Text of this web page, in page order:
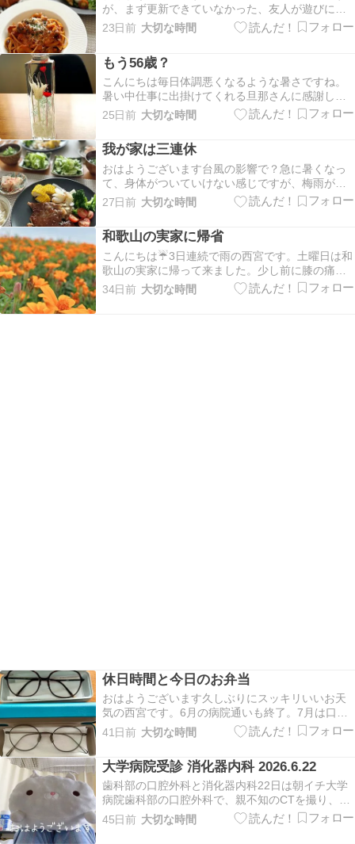
いましたが、誕…
が、まず更新できていなかった、友人が遊びに来
てくれた時のランチ会をまとめて更新します。乳
がん手術をして以来かな？会うの？1年ぶりくらい
もらって申し訳ないけど、私は移動する方が大変
なので助かる…
23日前 大切な時間
もう56歳？
こんにちは毎日体調悪くなるような暑さですね。
暑い中仕事に出掛けてくれる旦那さんに感謝しな
いと‼️と思いながら、涼しい部屋でぐーたら生活し
ています。我が家の身内、7月と1月にお誕生日が
っ子、横浜従姉妹、私、下の娘、息子ちゃん(上の
娘の…
25日前 大切な時間
我が家は三連休
おはようございます台風の影響で？急に暑くなっ
て、身体がついていけない感じですが、梅雨が明
けたので色んな物を洗って掃除してと家事に専念
して過ごしています。先週はお友達が来てくれ楽
ます。水曜日は打ち忘れていたケシンプタを打ち
ました。これに…
27日前 大切な時間
和歌山の実家に帰省
こんにちは☔️3日連続で雨の西宮です。土曜日は和
歌山の実家に帰って来ました。少し前に膝の痛み
で入院していた母を心配して、神戸に住む娘も日
帰りで行く事に。7時過ぎに西北で待ち合わせして
34日前 大切な時間
休日時間と今日のお弁当
おはようございます久しぶりにスッキリいいお天
気の西宮です。6月の病院通いも終了。7月は口腔
外科のみなので、涼しい部屋でゆっくり過ごせそ
うです。金曜日は台風の影響で土砂降りなのに、
えに行く事にしているので、いつもは遅いのです
が、この日…
41日前 大切な時間
大学病院受診 消化器内科 2026.6.22
歯科部の口腔外科と消化器内科22日は朝イチ大学
病院歯科部の口腔外科で、親不知のCTを撮り、車
で移動して医学部の消化器内科へ移動。歯科部は
駐車場待ちはなしですが、医学部の月曜日と雨の
45日前 大切な時間